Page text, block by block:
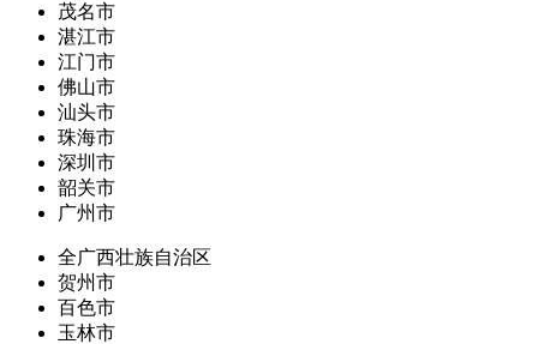
茂名市
湛江市
江门市
佛山市
汕头市
珠海市
深圳市
韶关市
广州市
全广西壮族自治区
贺州市
百色市
玉林市